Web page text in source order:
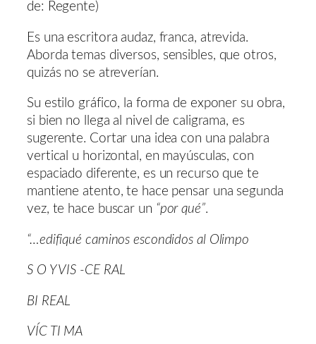
de: Regente)
Es una escritora audaz, franca, atrevida.
Aborda temas diversos, sensibles, que otros,
quizás no se atreverían.
Su estilo gráfico, la forma de exponer su obra,
si bien no llega al nivel de caligrama, es
sugerente. Cortar una idea con una palabra
vertical u horizontal, en mayúsculas, con
espaciado diferente, es un recurso que te
mantiene atento, te hace pensar una segunda
vez, te hace buscar un “por qué”.
“…edifiqué caminos escondidos al Olimpo
S O Y VIS -CE RAL
BI REAL
VÍC TI MA